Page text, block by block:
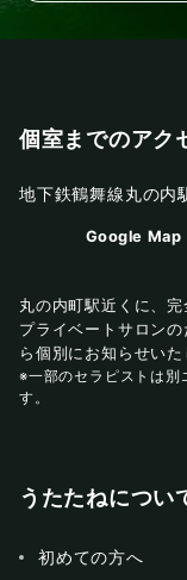
個室までのアク
地下鉄鶴舞線丸の内
Google Map
丸の内町駅近くに、
プライベートサロン
ら個別にお知らせいた
※一部のセラピストは別
す。
うたたねについ
初めての方へ